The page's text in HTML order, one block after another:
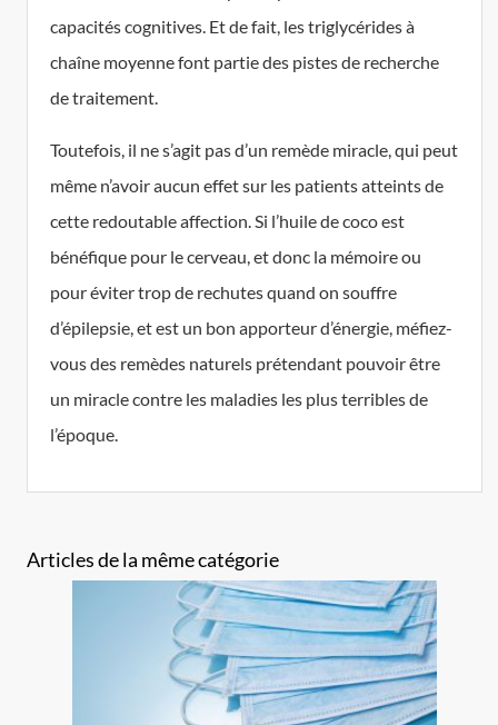
capacités cognitives. Et de fait, les triglycérides à
chaîne moyenne font partie des pistes de recherche
de traitement.
Toutefois, il ne s’agit pas d’un remède miracle, qui peut
même n’avoir aucun effet sur les patients atteints de
cette redoutable affection. Si l’huile de coco est
bénéfique pour le cerveau, et donc la mémoire ou
pour éviter trop de rechutes quand on souffre
d’épilepsie, et est un bon apporteur d’énergie, méfiez-
vous des remèdes naturels prétendant pouvoir être
un miracle contre les maladies les plus terribles de
l’époque.
Articles de la même catégorie